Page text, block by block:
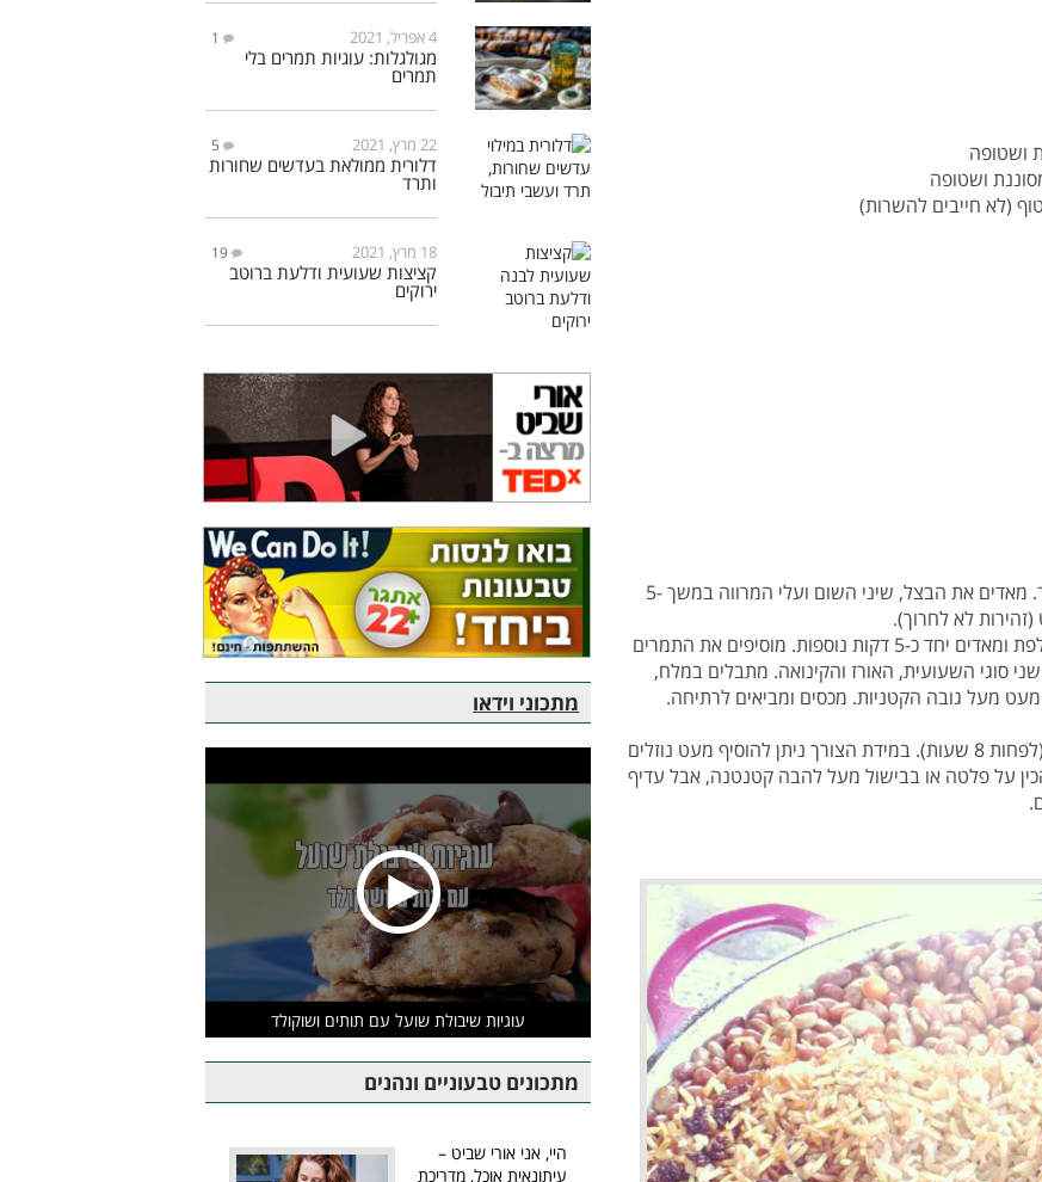
+ מחממים שמן זית בסיר כבד שמתאים גם לתנור. מאדים את הבצל, שיני השום ועלי המרווה במשך 5-
+ מוסיפים את פרוסות תפוחי האדמה, הגזרים והלפת ומאדים יחד כ-5 דקות נוספות. מוסיפים את התמרים
סוגי השעועית, האורז והקינואה. מתבלים במלח,
מעל גובה הקטניות. מכסים ומביאים לרתיחה.
+ מכניסים את הסיר מכוסה לתנור למשך הלילה (לפחות 8 שעות). במידת הצורך ניתן להוסיף מעט נוזלים
על פלטה או בבישול מעל להבה קטנטנה, אבל עדיף
4 אפריל, 2021 1
מגולגלות: עוגיות תמרים בלי
תמרים
22 מרץ, 2021 5
דלורית ממולאת בעדשים שחורות
ותרד
18 מרץ, 2021 19
קציצות שעועית ודלעת ברוטב
ירוקים
מתכוני וידאו
עוגיות שיבולת שועל עם תותים ושוקולד
מתכונים טבעוניים ונהנים
היי, אני אורי שביט –
עיתונאית אוכל, מדריכת